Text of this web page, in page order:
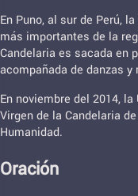
En Puno, al sur de Perú,
más importantes de la
Candelaria es sacada en
acompañada de danzas
En noviembre del 2014,
Virgen de la Candelaria
Humanidad.
Oración